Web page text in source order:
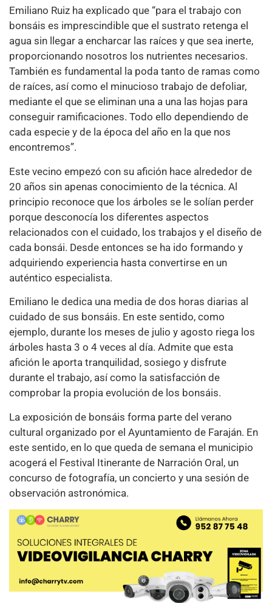
Emiliano Ruiz ha explicado que “para el trabajo con
bonsáis es imprescindible que el sustrato retenga el
agua sin llegar a encharcar las raíces y que sea inerte,
proporcionando nosotros los nutrientes necesarios.
También es fundamental la poda tanto de ramas como
de raíces, así como el minucioso trabajo de defoliar,
mediante el que se eliminan una a una las hojas para
conseguir ramificaciones. Todo ello dependiendo de
cada especie y de la época del año en la que nos
encontremos”.
Este vecino empezó con su afición hace alrededor de
20 años sin apenas conocimiento de la técnica. Al
principio reconoce que los árboles se le solían perder
porque desconocía los diferentes aspectos
relacionados con el cuidado, los trabajos y el diseño de
cada bonsái. Desde entonces se ha ido formando y
adquiriendo experiencia hasta convertirse en un
auténtico especialista.
Emiliano le dedica una media de dos horas diarias al
cuidado de sus bonsáis. En este sentido, como
ejemplo, durante los meses de julio y agosto riega los
árboles hasta 3 o 4 veces al día. Admite que esta
afición le aporta tranquilidad, sosiego y disfrute
durante el trabajo, así como la satisfacción de
comprobar la propia evolución de los bonsáis.
La exposición de bonsáis forma parte del verano
cultural organizado por el Ayuntamiento de Faraján. En
este sentido, en lo que queda de semana el municipio
acogerá el Festival Itinerante de Narración Oral, un
concurso de fotografía, un concierto y una sesión de
observación astronómica.